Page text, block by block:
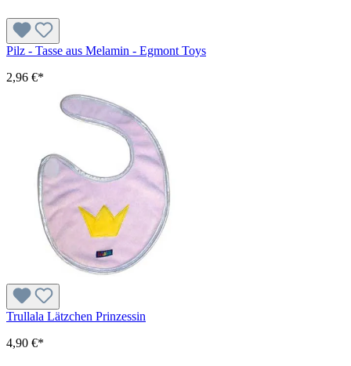
Pilz - Tasse aus Melamin - Egmont Toys
2,96 €*
Trullala Lätzchen Prinzessin
4,90 €*